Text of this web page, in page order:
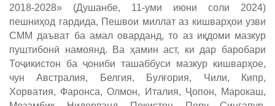
2018-2028» (Душанбе, 11-уми июни соли 2024)
пешниҳод гардида, Пешвои миллат аз кишварҳои узви
СММ даъват ба амал оварданд, то аз иқдоми мазкур
пуштибонӣ намоянд. Ва ҳамин аст, ки дар баробари
Тоҷикистон ба ҷониби ташаббуси мазкур кишварҳое,
чун Австралия, Белгия, Булғория, Чили, Кипр,
Хорватия, Фаронса, Олмон, Италия, Ҷопон, Марокаш,